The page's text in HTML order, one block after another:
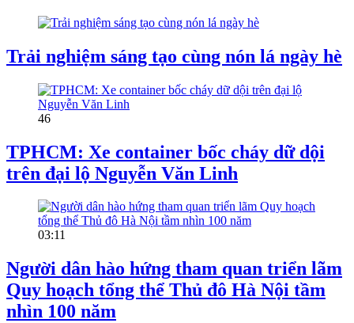
Trải nghiệm sáng tạo cùng nón lá ngày hè
46
TPHCM: Xe container bốc cháy dữ dội
trên đại lộ Nguyễn Văn Linh
03:11
Người dân hào hứng tham quan triển lãm
Quy hoạch tổng thể Thủ đô Hà Nội tầm
nhìn 100 năm